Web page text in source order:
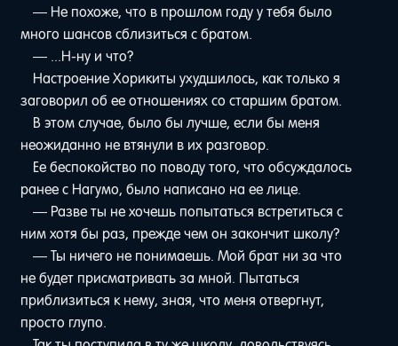
— Не похоже, что в прошлом году у тебя было
много шансов сблизиться с братом.
— ...Н-ну и что?
Настроение Хорикиты ухудшилось, как только я
заговорил об ее отношениях со старшим братом.
В этом случае, было бы лучше, если бы меня
неожиданно не втянули в их разговор.
Ее беспокойство по поводу того, что обсуждалось
ранее с Нагумо, было написано на ее лице.
— Разве ты не хочешь попытаться встретиться с
ним хотя бы раз, прежде чем он закончит школу?
— Ты ничего не понимаешь. Мой брат ни за что
не будет присматривать за мной. Пытаться
приблизиться к нему, зная, что меня отвергнут,
просто глупо.